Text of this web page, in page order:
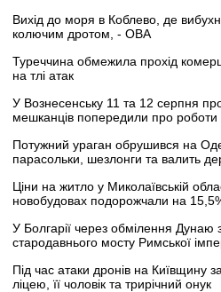
Вихід до моря в Коблево, де
колючим дротом, - ОВА
Туреччина обмежила прохід
на тлі атак
У Вознесенську 11 та 12 серпня
мешканців попередили про роботи
Потужний ураган обрушився на
парасольки, шезлонги та валить
Ціни на житло у Миколаївській
новобудовах подорожчали на
У Болгарії через обмілення
стародавнього мосту Римської
Під час атаки дронів на Київщину
ліцею, її чоловік та трирічний онук